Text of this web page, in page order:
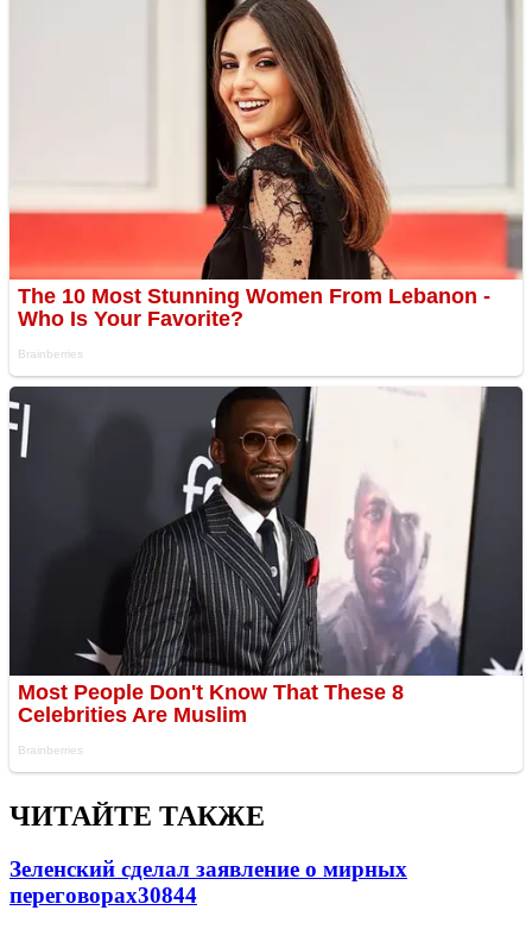
ЧИТАЙТЕ ТАКЖЕ
Зеленский сделал заявление о мирных
переговорах30844